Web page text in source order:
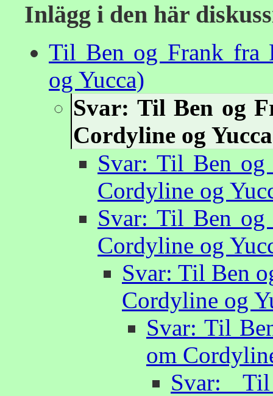
Inlägg i den här
Til Ben og Frank fra
og Yucca)
Svar: Til Ben og
Cordyline og
Svar: Til Ben og
Cordyline og
Svar: Til Ben og
Cordyline og
Svar: Til Ben
Cordyline og
Svar: Til
om
Svar: